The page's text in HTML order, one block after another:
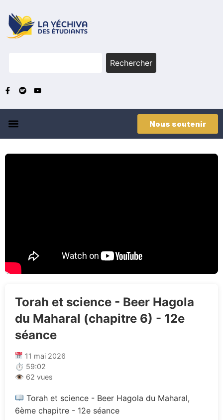
Rechercher
Nous soutenir
Torah et science - Beer Hagola
du Maharal (chapitre 6) - 12e
séance
11 mai 2026
⏱ 59:02
👁 62 vues
Torah et science - Beer Hagola du Maharal,
6ème chapitre - 12e séance